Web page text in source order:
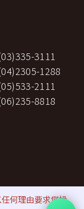
何理由要求您操
3111
1288
2111
8818